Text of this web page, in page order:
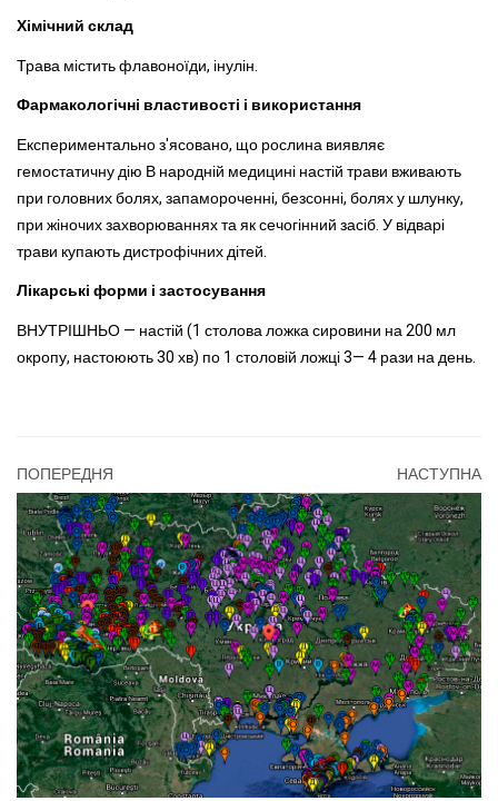
Хімічний склад
Трава містить флавоноїди, інулін.
Фармакологічні властивості і використання
Експериментально з'ясовано, що рослина виявляє
гемостатичну дію В народній медицині настій трави вживають
при головних болях, запамороченні, безсонні, болях у шлунку,
при жіночих захворюваннях та як сечогінний засіб.У відварі
трави купають дистрофічних дітей.
Лікарські форми і застосування
ВНУТРІШНЬО — настій (1 столова ложка сировини на 200 мл
окропу, настоюють 30 хв) по 1 столовій ложці 3— 4 рази на день.
ПОПЕРЕДНЯ НАСТУПНА